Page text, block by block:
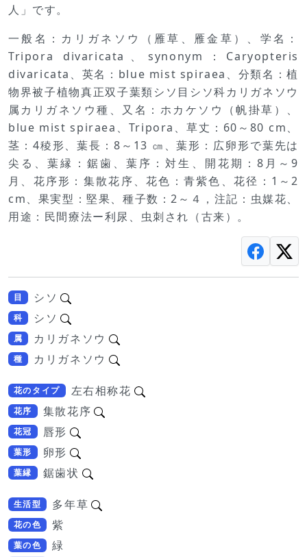
人」です。
一般名：カリガネソウ（雁草、雁金草）、学名：
Tripora divaricata、synonym：Caryopteris
divaricata、英名：blue mist spiraea、分類名：植
物界被子植物真正双子葉類シソ目シソ科カリガネソウ
属カリガネソウ種、又名：ホカケソウ（帆掛草）、
blue mist spiraea、Tripora、草丈：60～80 cm、
茎：4稜形、葉長：8～13 ㎝、葉形：広卵形で葉先は
尖る、葉縁：鋸歯、葉序：対生、開花期：8月～9
月、花序形：集散花序、花色：青紫色、花径：1～2
cm、果実型：堅果、種子数：2～４，注記：虫媒花、
用途：民間療法ー利尿、虫刺され（古来）。
目 シソ
科 シソ
属 カリガネソウ
種 カリガネソウ
花のタイプ 左右相称花
花序 集散花序
花冠 唇形
葉形 卵形
葉縁 鋸歯状
生活型 多年草
花の色 紫
葉の色 緑